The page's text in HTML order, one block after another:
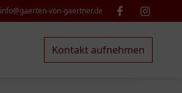
info@gaerten-von-gaertner.de
Kontakt aufnehmen